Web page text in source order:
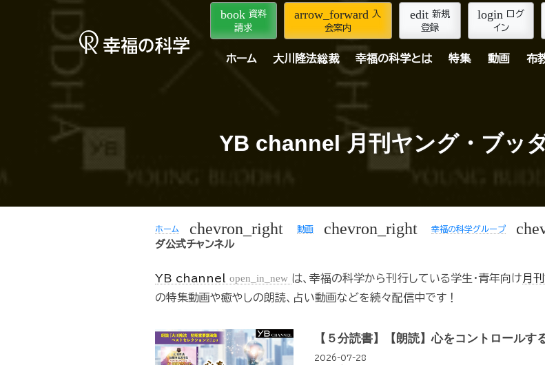
book 資料
請求
arrow_forward 入
会案内
edit 新規
登録
login ログ
イン
ホーム 大川隆法総裁 幸福の科学とは 特集 動画 布
YB channel 月刊ヤング・ブッ
ホーム chevron_right 動画 chevron_right 幸福の科学グループ
ダ公式チャンネル
YB channel open_in_new は、幸福の科学から刊行している学生・青年向け月刊
の特集動画や癒やしの朗読、占い動画などを続々配信中です！
【５分読書】【朗読】心をコントロールす
2026-07-28